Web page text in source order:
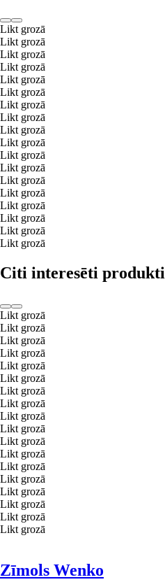
Likt grozā
Likt grozā
Likt grozā
Likt grozā
Likt grozā
Likt grozā
Likt grozā
Likt grozā
Likt grozā
Likt grozā
Likt grozā
Likt grozā
Likt grozā
Likt grozā
Likt grozā
Likt grozā
Likt grozā
Likt grozā
Citi interesēti produkti
Likt grozā
Likt grozā
Likt grozā
Likt grozā
Likt grozā
Likt grozā
Likt grozā
Likt grozā
Likt grozā
Likt grozā
Likt grozā
Likt grozā
Likt grozā
Likt grozā
Likt grozā
Likt grozā
Likt grozā
Likt grozā
Zīmols Wenko